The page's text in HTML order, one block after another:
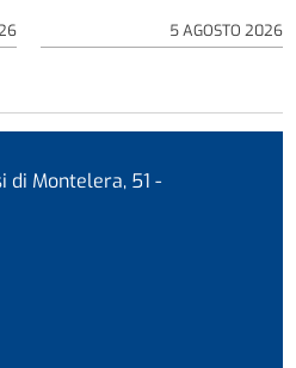
5 AGOSTO 2026
di Montelera, 51 -